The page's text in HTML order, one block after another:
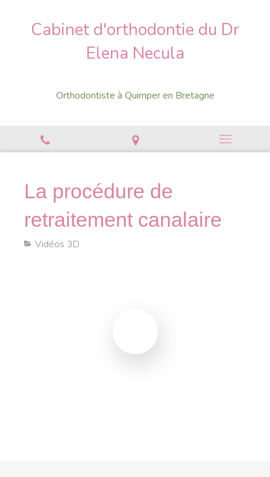
Cabinet d'orthodontie du Dr
Elena Necula
Orthodontiste à Quimper en Bretagne
La procédure de
retraitement canalaire
Vidéos 3D